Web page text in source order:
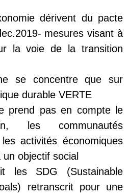
dérivent du pacte
mesures visant à
la voie de la transition
se concentre que sur
durable VERTE
prend pas en compte le
les communautés
activités économiques
objectif social
les SDG (Sustainable
retranscrit pour une